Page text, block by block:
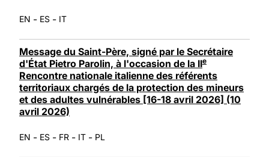
EN - ES - IT
Message du Saint-Père, signé par le Secrétaire
d'État Pietro Parolin, à l'occasion de la IIe
Rencontre nationale italienne des référents
territoriaux chargés de la protection des mineurs
et des adultes vulnérables [16-18 avril 2026] (10
avril 2026)
EN - ES - FR - IT - PL